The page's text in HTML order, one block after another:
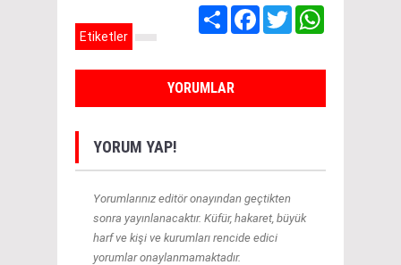
Share Facebook
Twitter
Etiketler
YORUMLAR
YORUM YAP!
Yorumlarınız editör onayından geçtikten
sonra yayınlanacaktır. Küfür, hakaret, büyük
harf ve kişi ve kurumları rencide edici
yorumlar onaylanmamaktadır.